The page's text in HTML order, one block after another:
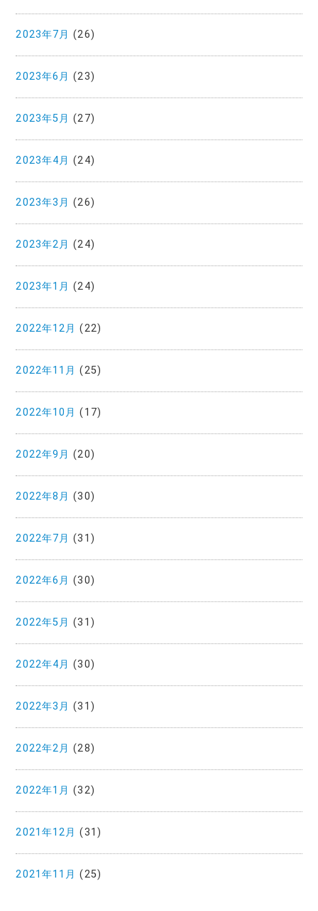
2023年7月 (26)
2023年6月 (23)
2023年5月 (27)
2023年4月 (24)
2023年3月 (26)
2023年2月 (24)
2023年1月 (24)
2022年12月 (22)
2022年11月 (25)
2022年10月 (17)
2022年9月 (20)
2022年8月 (30)
2022年7月 (31)
2022年6月 (30)
2022年5月 (31)
2022年4月 (30)
2022年3月 (31)
2022年2月 (28)
2022年1月 (32)
2021年12月 (31)
2021年11月 (25)